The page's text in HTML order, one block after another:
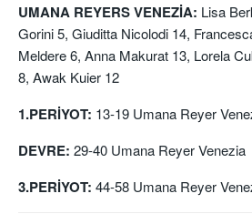
UMANA REYERS VENEZİA: Lisa
Gorini 5, Giuditta Nicolodi 14,
Meldere 6, Anna Makurat 13, Lorela
8, Awak Kuier 12
1.PERİYOT: 13-19 Umana Reyer
DEVRE: 29-40 Umana Reyer Venezia
3.PERİYOT: 44-58 Umana Reyer